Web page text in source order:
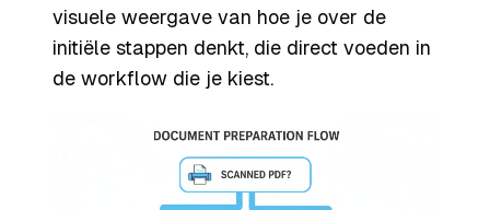
visuele weergave van hoe je over de
initiële stappen denkt, die direct voeden in
de workflow die je kiest.